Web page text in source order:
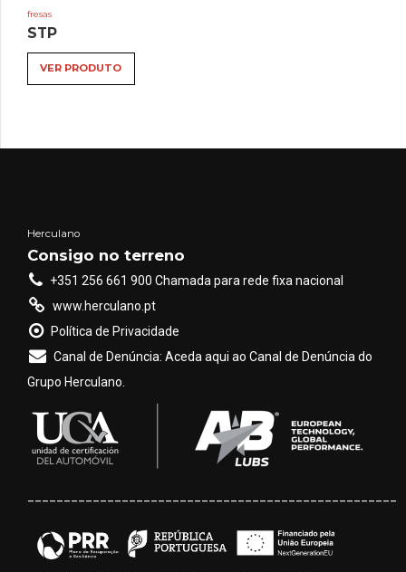
fresas
STP
VER PRODUTO
Herculano
Consigo no terreno
+351 256 661 900 Chamada para rede fixa nacional
www.herculano.pt
Política de Privacidade
Canal de Denúncia: Aceda aqui ao Canal de Denúncia do
Grupo Herculano.